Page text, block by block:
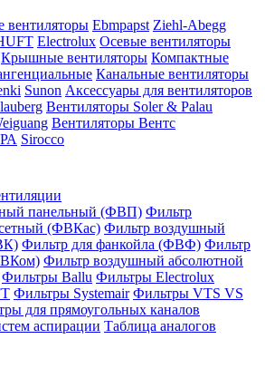
Ebmpapst Ziehl-Abegg
Electrolux Осевые вентиляторы
Крышные вентиляторы Компактные
Канальные вентиляторы
Sunon Аксессуары для вентиляторов
Вентиляторы Soler & Palau
Вентиляторы Вентс
Sirocco
панельный (ФВП) Фильтр
(ФВКас) Фильтр воздушный
Фильтр для фанкойла (ФВФ) Фильтр
Фильтр воздушный абсолютной
Фильтры Ballu Фильтры Electrolux
Фильтры Systemair Фильтры VTS VS
для прямоугольных каналов
аспирации Таблица аналогов